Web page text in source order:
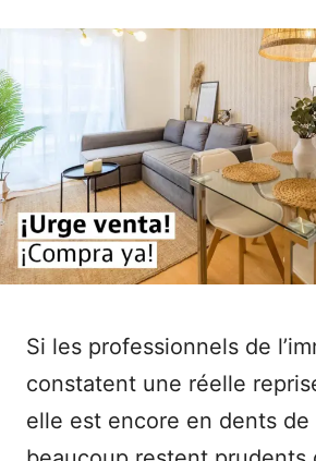
Si les professionnels de
constatent une réelle
elle est encore en dents de